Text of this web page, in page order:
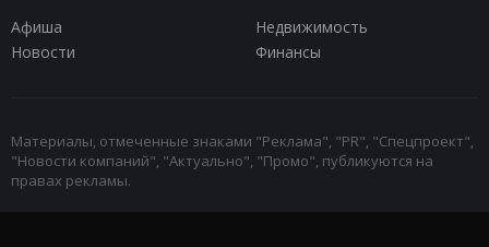
Афиша
Недвижимость
Новости
Финансы
Материалы, отмеченные знаками "Реклама", "PR", "Спецпроект",
"Новости компаний", "Актуально", "Промо", публикуются на
правах рекламы.